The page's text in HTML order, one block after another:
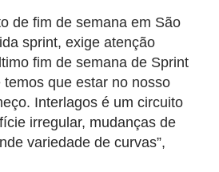
de fim de semana em São
sprint, exige atenção
fim de semana de Sprint
que estar no nosso
Interlagos é um circuito
irregular, mudanças de
variedade de curvas”,